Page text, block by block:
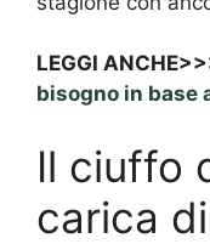
LEGGI
bisogno in base
Il ciuffo
carica